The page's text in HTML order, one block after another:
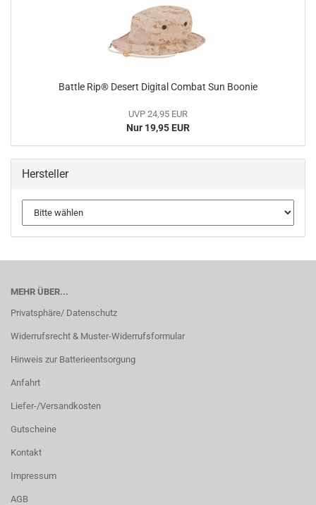
Battle Rip® Desert Digital Combat Sun Boonie
UVP 24,95 EUR
Nur 19,95 EUR
Hersteller
MEHR ÜBER...
Privatsphäre/ Datenschutz
Widerrufsrecht & Muster-Widerrufsformular
Hinweis zur Batterieentsorgung
Anfahrt
Liefer-/Versandkosten
Gutscheine
Kontakt
Impressum
AGB